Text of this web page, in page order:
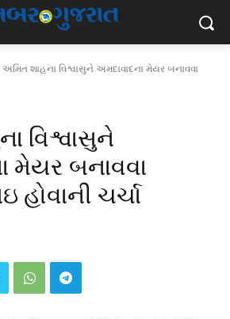
અમિત શાહના વિશ્વાસુને અમદાવાદના મેયર બનાવવા
વિશ્વાસુને
મેયર બનાવવા
હોવાની ચર્ચા